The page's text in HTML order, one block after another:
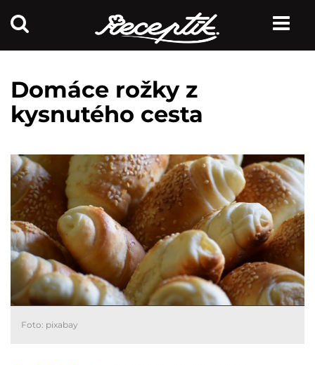
Domáce rožky z
kysnutého cesta
Foto: pixabay